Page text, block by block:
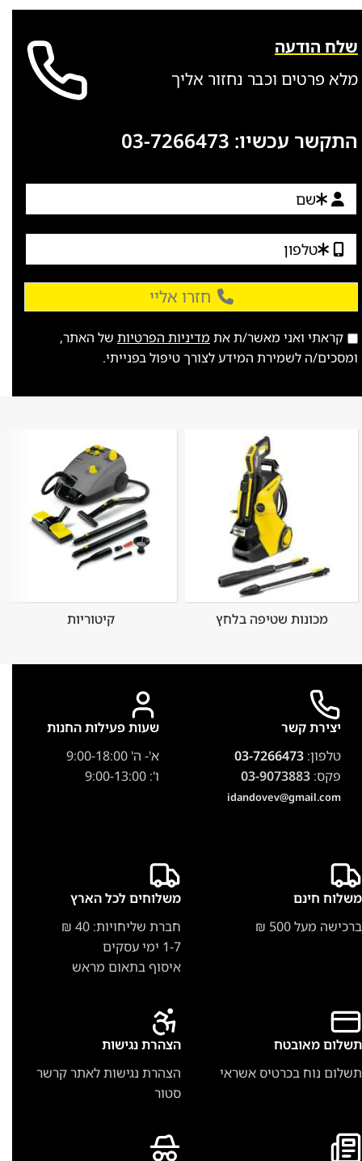
שלח הודעה
מלא פרטים וכבר נחזור אליך
התקשר עכשיו: 03-7266473
חזרו אליי
קראתי ואני מאשר/ת את מדיניות הפרטיות של האתר,
ומסכים/ה לשמירת המידע לצורך טיפול בפנייתי.
מכונות שטיפה בלחץ קיטוריות
יצירת קשר
טלפון:03-7266473
פקס:03-9073883
idandovev@gmail.com
שעות פעילות החנות
א'- ה' 9:00-18:00
ו': 9:00-13:00
משלוח חינם
ברכישה מעל 500 ₪
משלוחים לכל הארץ
חברת שליחויות: 40 ₪
1-7 ימי עסקים
איסוף בתאום מראש
תשלום מאובטח
תשלום נוח בכרטיס אשראי
הצהרת נגישות
הצהרת נגישות לאתר קרשר
סטור